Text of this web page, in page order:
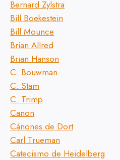
Bernard Zylstra
Bill Boekestein
Bill Mounce
Brian Allred
Brian Hanson
C. Bouwman
C. Stam
C. Trimp
Canon
Cánones de Dort
Carl Trueman
Catecismo de Heidelberg